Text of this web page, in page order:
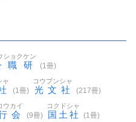
職研
ショクケン
(1冊)
ャ
(1冊) 光文社
コウブンシャ
(217冊)
会
ウカイ
(9冊) 国土社
コクドシャ
(1冊)